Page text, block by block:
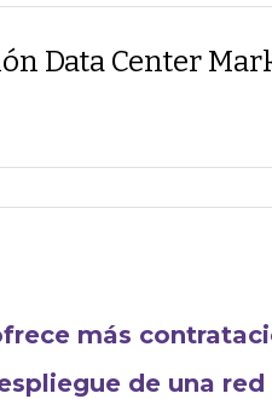
Data Center
más
de una